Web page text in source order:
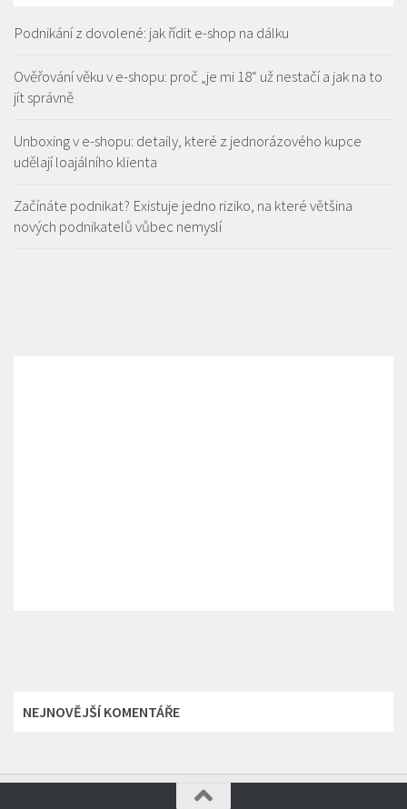
Podnikání z dovolené: jak řídit e-shop na dálku
Ověřování věku v e-shopu: proč „je mi 18“ už nestačí a jak na to
jít správně
Unboxing v e-shopu: detaily, které z jednorázového kupce
udělají loajálního klienta
Začínáte podnikat? Existuje jedno riziko, na které většina
nových podnikatelů vůbec nemyslí
NEJNOVĚJŠÍ KOMENTÁŘE